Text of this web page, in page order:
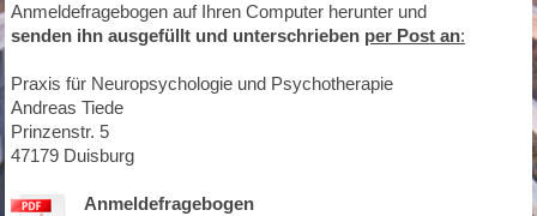
Anmeldefragebogen auf Ihren Computer herunter und
senden ihn ausgefüllt und unterschrieben per Post an:
Praxis für Neuropsychologie und Psychotherapie
Andreas Tiede
Prinzenstr. 5
47179 Duisburg
Anmeldefragebogen